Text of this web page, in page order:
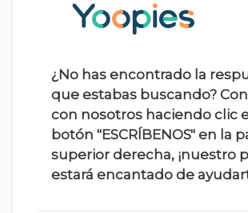
¿No has encontrado la
que estabas buscando?
con nosotros haciendo clic
botón "ESCRÍBENOS" en la
superior derecha, ¡nuestro
estará encantado de